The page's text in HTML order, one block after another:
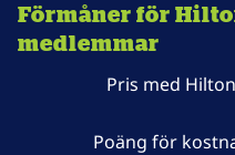
Förmåner för
medlemmar
Pris med
Poäng för